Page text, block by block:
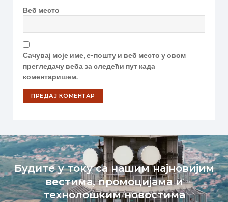
Веб место
Сачувај моје име, е-пошту и веб место у овом
прегледачу веба за следећи пут када
коментаришем.
Будите у току са нашим најновијим
вестима, промоцијама и
технолошким новостима